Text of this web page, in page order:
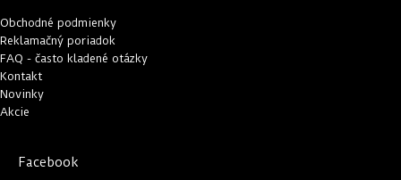
Obchodné podmienky
Reklamačný poriadok
FAQ - často kladené otázky
Kontakt
Novinky
Akcie
Facebook